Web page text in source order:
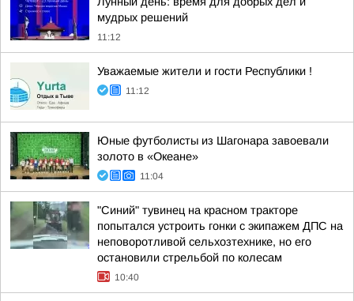
мудрых решений
11:12
Уважаемые жители и гости Республики !
11:12
Юные футболисты из Шагонара завоевали
золото в «Океане»
11:04
"Синий" тувинец на красном тракторе
попытался устроить гонки с экипажем ДПС на
неповоротливой сельхозтехнике, но его
остановили стрельбой по колесам
10:40